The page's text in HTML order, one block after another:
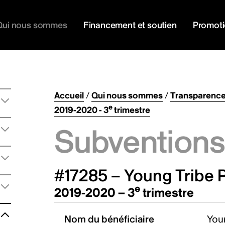
nous sommes Financement et soutien
Accueil/Qui nous sommes/
2019-2020 - 3etrimestre
#17285 – Young Tribe
2019-2020 – 3e trimestre
Nom du bénéficiaire